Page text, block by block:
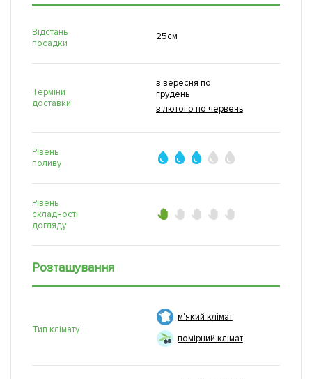
Відстань
посадки
25см
Терміни
доставки
з вересня по
грудень
з лютого по червень
Рівень
поливу
Рівень
складності
догляду
Розташування
Тип клімату
м'який клімат
помірний клімат